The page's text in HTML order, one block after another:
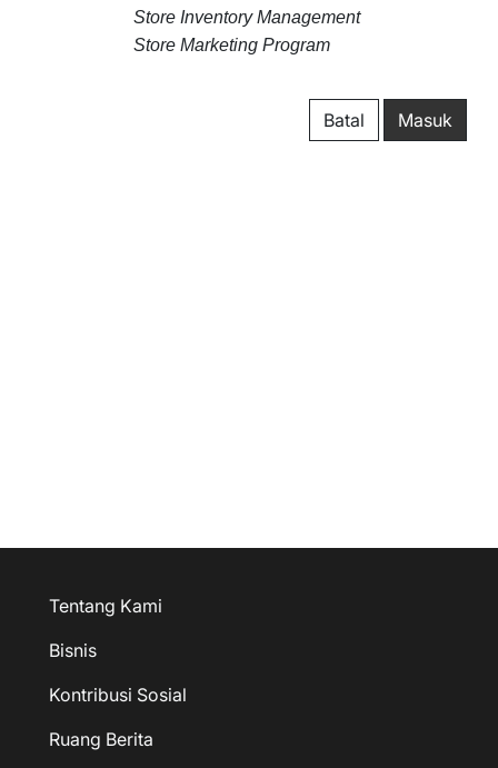
Store Inventory Management
Store Marketing Program
Batal Masuk
Tentang Kami
Bisnis
Kontribusi Sosial
Ruang Berita